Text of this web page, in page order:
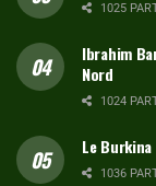
1025
Ibrahim
Nord
1024
Le
1036